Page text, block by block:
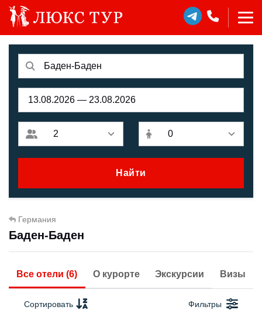
Найти
Германия
Баден-Баден
Все отели (6) О курорте Экскурсии Визы
Сортировать Фильтры